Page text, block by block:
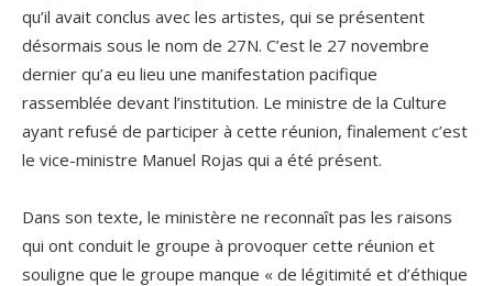
qu’il avait conclus avec les artistes, qui se présentent
désormais sous le nom de 27N. C’est le 27 novembre
dernier qu’a eu lieu une manifestation pacifique
rassemblée devant l’institution. Le ministre de la Culture
ayant refusé de participer à cette réunion, finalement c’est
le vice-ministre Manuel Rojas qui a été présent.
Dans son texte, le ministère ne reconnaît pas les raisons
qui ont conduit le groupe à provoquer cette réunion et
souligne que le groupe manque « de légitimité et d’éthique